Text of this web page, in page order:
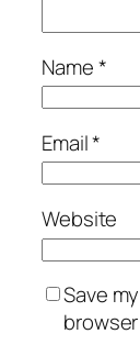
Name*
Email*
Website
Save